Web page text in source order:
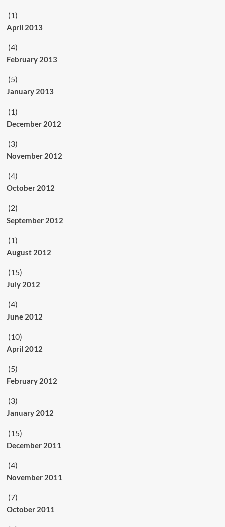
(1)
April 2013
(4)
February 2013
(5)
January 2013
(1)
December 2012
(3)
November 2012
(4)
October 2012
(2)
September 2012
(1)
August 2012
(15)
July 2012
(4)
June 2012
(10)
April 2012
(5)
February 2012
(3)
January 2012
(15)
December 2011
(4)
November 2011
(7)
October 2011